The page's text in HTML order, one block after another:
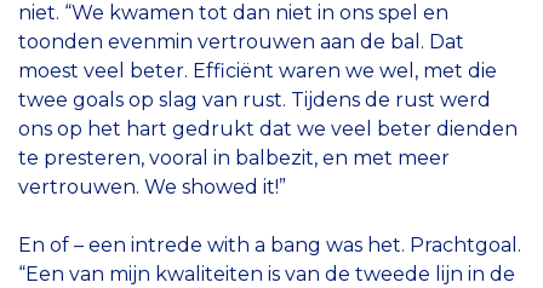
niet. “We kwamen tot dan niet in ons spel en
toonden evenmin vertrouwen aan de bal. Dat
moest veel beter. Efficiënt waren we wel, met die
twee goals op slag van rust. Tijdens de rust werd
ons op het hart gedrukt dat we veel beter dienden
te presteren, vooral in balbezit, en met meer
vertrouwen. We showed it!”
En of – een intrede with a bang was het. Prachtgoal.
“Een van mijn kwaliteiten is van de tweede lijn in de